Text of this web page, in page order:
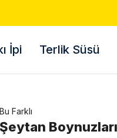
İpi Terlik Süsü
Bu Farklı
Şeytan